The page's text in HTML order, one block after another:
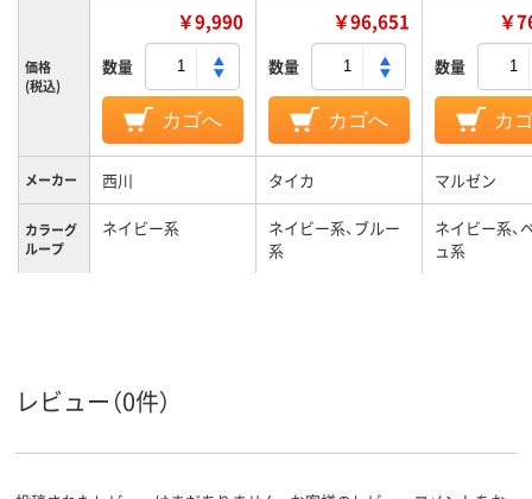
価格
(税込)
￥9,990
数量
カゴへ
￥96,651
数量
カゴへ
￥
数量
カ
メーカー 西川 タイカ マルゼン
カラーグ
ループ
ネイビー系
ネイビー系、ブルー
系
ネイビー系、
ュ系
レビュー（0件）